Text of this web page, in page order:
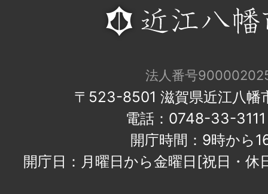
法人番号
〒523-8501 滋賀県近江八幡
電話：0748-33-
開庁時間：9時から
開庁日：月曜日から金曜日[祝日・